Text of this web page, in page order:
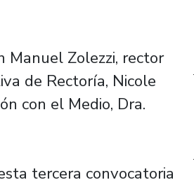
Manuel Zolezzi, rector
de Rectoría, Nicole
con el Medio, Dra.
tercera convocatoria